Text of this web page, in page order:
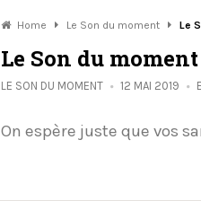
Home Le Son du moment Le
Le Son du
LE SON DU MOMENT 12 MAI 2019
On espère juste que vos